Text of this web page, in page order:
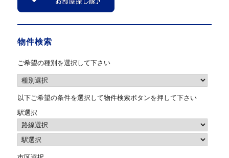
物件検索
ご希望の種別を選択して下さい
以下ご希望の条件を選択して物件検索ボタンを押して下さい
駅選択